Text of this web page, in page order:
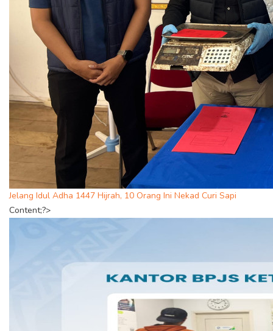
Jelang Idul Adha 1447 Hijrah, 10 Orang Ini Nekad Curi Sapi
Content;?>